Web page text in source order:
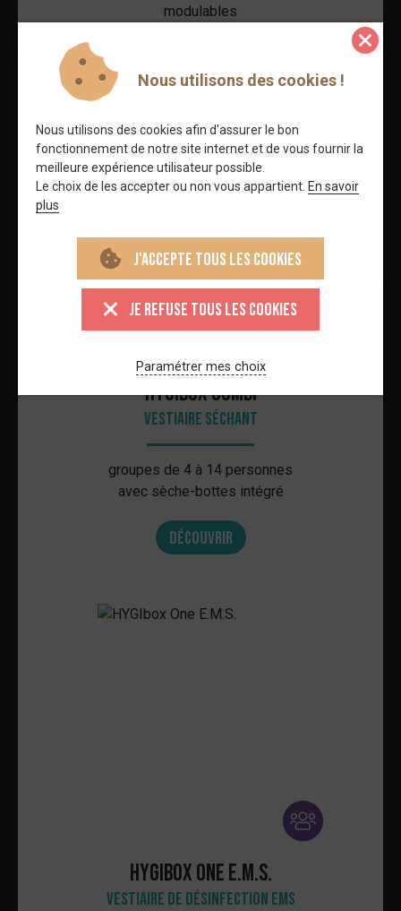
Nous utilisons des cookies !
Nous utilisons des cookies afin d'assurer le bon
fonctionnement de notre site internet et de vous fournir la
meilleure expérience utilisateur possible.
Le choix de les accepter ou non vous appartient. En savoir
plus
J'accepte tous les cookies
Je refuse tous les cookies
Paramétrer mes choix
modulables
HYGIbox Combi
Vestiaire séchant
groupes de 4 à 14 personnes
avec sèche-bottes intégré
Découvrir
HYGIbox One E.M.S.
Vestiaire de désinfection EMS